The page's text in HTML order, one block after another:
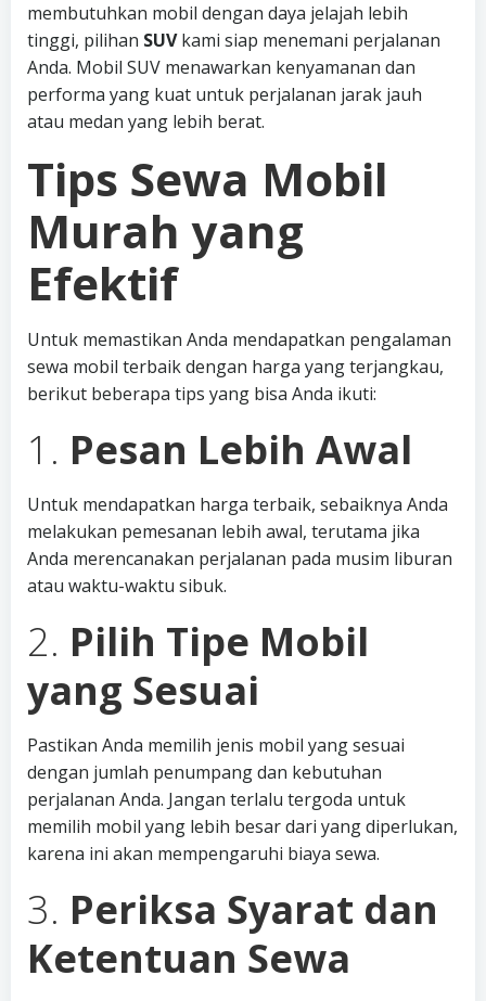
membutuhkan mobil dengan daya jelajah lebih
tinggi, pilihan SUVkami siap menemani perjalanan
Anda. Mobil SUV menawarkan kenyamanan dan
performa yang kuat untuk perjalanan jarak jauh
atau medan yang lebih berat.
Tips Sewa Mobil
Murah yang
Efektif
Untuk memastikan Anda mendapatkan pengalaman
sewa mobil terbaik dengan harga yang terjangkau,
berikut beberapa tips yang bisa Anda ikuti:
1. Pesan Lebih Awal
Untuk mendapatkan harga terbaik, sebaiknya Anda
melakukan pemesanan lebih awal, terutama jika
Anda merencanakan perjalanan pada musim liburan
atau waktu-waktu sibuk.
2. Pilih Tipe Mobil
yang Sesuai
Pastikan Anda memilih jenis mobil yang sesuai
dengan jumlah penumpang dan kebutuhan
perjalanan Anda. Jangan terlalu tergoda untuk
memilih mobil yang lebih besar dari yang diperlukan,
karena ini akan mempengaruhi biaya sewa.
3. Periksa Syarat dan
Ketentuan Sewa